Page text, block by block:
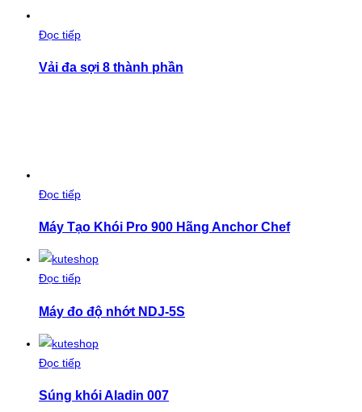
Đọc tiếp
Vải đa sợi 8 thành phần
Đọc tiếp
Máy Tạo Khói Pro 900 Hãng Anchor Chef
Đọc tiếp
Máy đo độ nhớt NDJ-5S
Đọc tiếp
Súng khói Aladin 007